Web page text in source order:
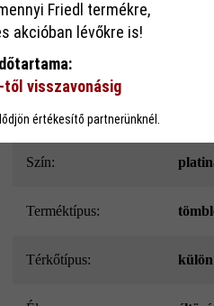
lépőfelülete egyenes,
elegáns látványt nyújtanak.
Szín:
Terméktípus:
Térkőtípus:
funkcionalitást kínálja Önnek...
elfogadása Minden cookie
Friedl termékre,
akcióban lévőkre is!
től visszavonásig
értékesítő partnerünknél.